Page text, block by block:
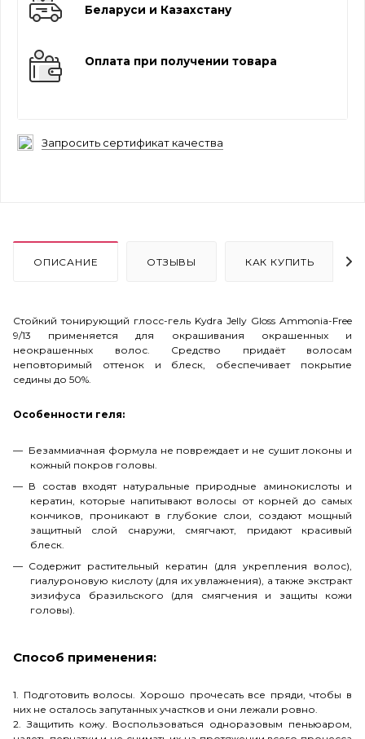
Беларуси и Казахстану
Оплата при получении товара
Запросить сертификат качества
ОПИСАНИЕ ОТЗЫВЫ КАК КУПИТЬ
Стойкий тонирующий глосс-гель Kydra Jelly Gloss Ammonia-Free
9/13 применяется для окрашивания окрашенных и
неокрашенных волос. Средство придаёт волосам
неповторимый оттенок и блеск, обеспечивает покрытие
седины до 50%.
Особенности геля:
Безаммиачная формула не повреждает и не сушит локоны и
кожный покров головы.
В состав входят натуральные природные аминокислоты и
кератин, которые напитывают волосы от корней до самых
кончиков, проникают в глубокие слои, создают мощный
защитный слой снаружи, смягчают, придают красивый
блеск.
Содержит растительный кератин (для укрепления волос),
гиалуроновую кислоту (для их увлажнения), а также экстракт
зизифуса бразильского (для смягчения и защиты кожи
головы).
Способ применения:
1. Подготовить волосы. Хорошо прочесать все пряди, чтобы в
них не осталось запутанных участков и они лежали ровно.
2. Защитить кожу. Воспользоваться одноразовым пеньюаром,